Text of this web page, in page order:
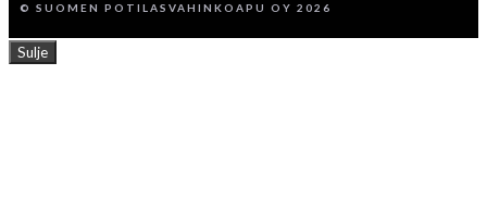
© SUOMEN POTILASVAHINKOAPU OY 2026
Sulje